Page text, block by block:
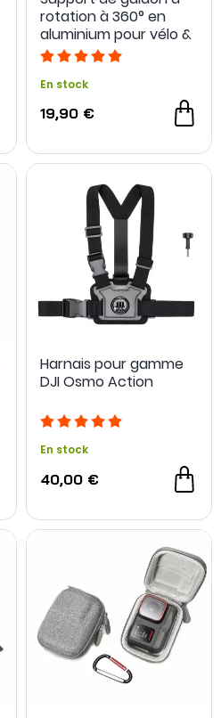
rotation à 360° en
aluminium pour vélo &
moto - Puluz
En stock
19,90 €
Harnais pour gamme
DJI Osmo Action
En stock
40,00 €